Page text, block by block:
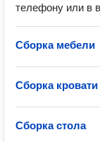
телефону или в
Сборка мебели
Сборка кровати
Сборка стола